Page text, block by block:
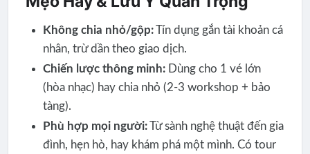
Không chia nhỏ/gộp:Tín dụng gắn tài khoản cá
nhân, trừ dần theo giao dịch.
Chiến lược thông minh:Dùng cho 1 vé lớn
(hòa nhạc) hay chia nhỏ (2-3 workshop + bảo
tàng).
Phù hợp mọi người:Từ sành nghệ thuật đến gia
đình, hẹn hò, hay khám phá một mình. Có tour